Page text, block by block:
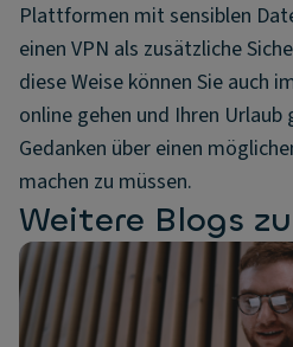
Plattformen mit sensiblen
einen VPN als zusätzliche
diese Weise können Sie auch
online gehen und Ihren Urlaub
Gedanken über einen
machen zu müssen.
Weitere Blogs